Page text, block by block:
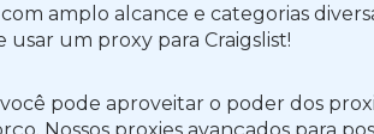
amplo alcance e categorias
usar um proxy para Craigslist!
pode aproveitar o poder dos